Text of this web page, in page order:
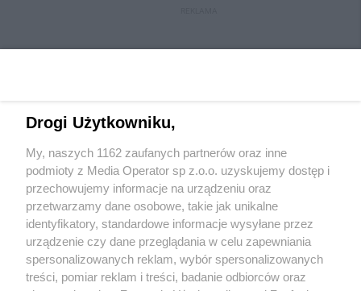
Wydawca mediówlokalnych
Nie zapomnij
zapoznać się z:
polityką prywatności regulamin korzystania z portali
Drogi Użytkowniku,
My, naszych 1162 zaufanych partnerów oraz inne
podmioty z Media Operator sp z.o.o. uzyskujemy dostęp i
przechowujemy informacje na urządzeniu oraz
przetwarzamy dane osobowe, takie jak unikalne
identyfikatory, standardowe informacje wysyłane przez
urządzenie czy dane przeglądania w celu zapewniania
spersonalizowanych reklam, wybór spersonalizowanych
treści, pomiar reklam i treści, badanie odbiorców oraz